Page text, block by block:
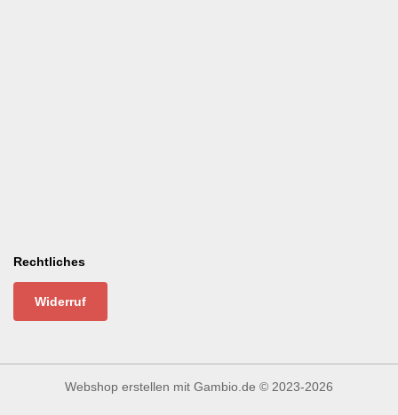
Rechtliches
Widerruf
Webshop erstellen mit Gambio.de © 2023-2026